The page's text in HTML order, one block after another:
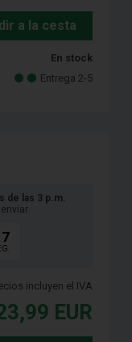
a la cesta
En stock
Entrega 2-5
de las 3 p.m.
incluyen el IVA
EUR